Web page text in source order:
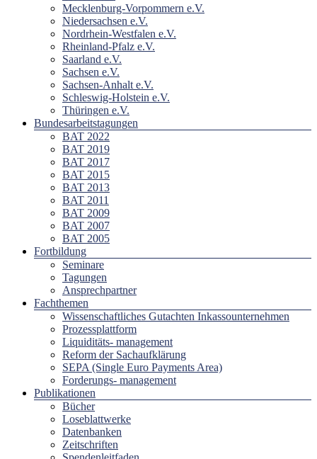
Mecklenburg-Vorpommern e.V.
Niedersachsen e.V.
Nordrhein-Westfalen e.V.
Rheinland-Pfalz e.V.
Saarland e.V.
Sachsen e.V.
Sachsen-Anhalt e.V.
Schleswig-Holstein e.V.
Thüringen e.V.
Bundesarbeitstagungen
BAT 2022
BAT 2019
BAT 2017
BAT 2015
BAT 2013
BAT 2011
BAT 2009
BAT 2007
BAT 2005
Fortbildung
Seminare
Tagungen
Ansprechpartner
Fachthemen
Wissenschaftliches Gutachten Inkassounternehmen
Prozessplattform
Liquiditäts- management
Reform der Sachaufklärung
SEPA (Single Euro Payments Area)
Forderungs- management
Publikationen
Bücher
Loseblattwerke
Datenbanken
Zeitschriften